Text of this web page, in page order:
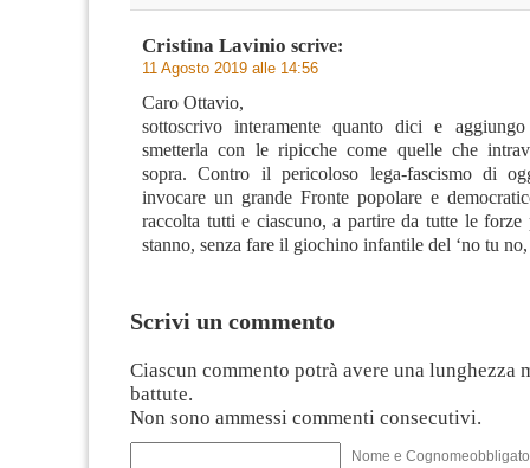
Cristina Lavinio scrive:
11 Agosto 2019 alle 14:56
Caro Ottavio,
sottoscrivo interamente quanto dici e
smetterla con le ripicche come quelle che
sopra. Contro il pericoloso lega-fascismo di
invocare un grande Fronte popolare e
raccolta tutti e ciascuno, a partire da tutte le
stanno, senza fare il giochino infantile del ‘no tu
Scrivi un commento
Ciascun commento potrà avere una lunghezza
battute.
Non sono ammessi commenti consecutivi.
Nome e